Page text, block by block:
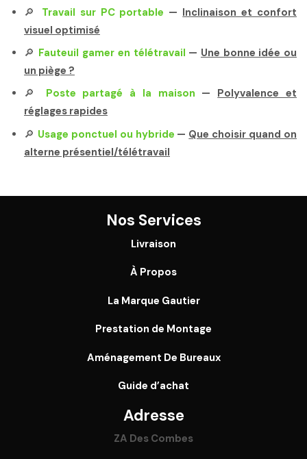
🔎 Travail sur PC portable — Inclinaison et confort
visuel optimisé
🔎 Fauteuil gamer en télétravail — Une bonne idée ou
un piège ?
🔎 Poste partagé à la maison — Polyvalence et
réglages rapides
🔎 Usage ponctuel ou hybride — Que choisir quand on
alterne présentiel/télétravail
Nos Services
Livraison
À Propos
La Marque Gautier
Prestation de Montage
Aménagement De Bureaux
Guide d’achat
Adresse
ZA Des Combes